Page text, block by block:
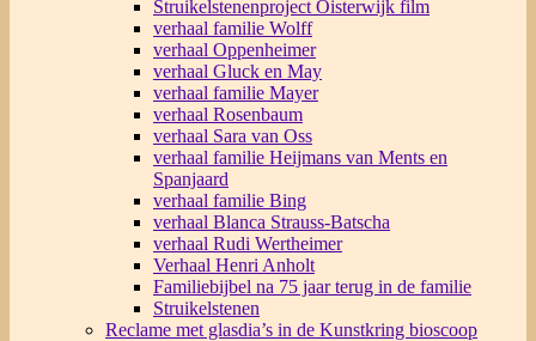
Struikelstenenproject Oisterwijk film
verhaal familie Wolff
verhaal Oppenheimer
verhaal Gluck en May
verhaal familie Mayer
verhaal Rosenbaum
verhaal Sara van Oss
verhaal familie Heijmans van Ments en
Spanjaard
verhaal familie Bing
verhaal Blanca Strauss-Batscha
verhaal Rudi Wertheimer
Verhaal Henri Anholt
Familiebijbel na 75 jaar terug in de familie
Struikelstenen
Reclame met glasdia’s in de Kunstkring bioscoop